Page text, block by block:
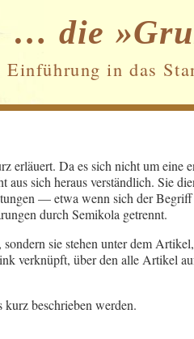
… die
Einführung in das
erläuert. Da es sich nicht um eine
sich heraus verständlich. Sie
— etwa wenn sich der
durch Semikola getrennt.
sie stehen unter dem
verknüpft, über den alle Artikel
beschrieben werden.